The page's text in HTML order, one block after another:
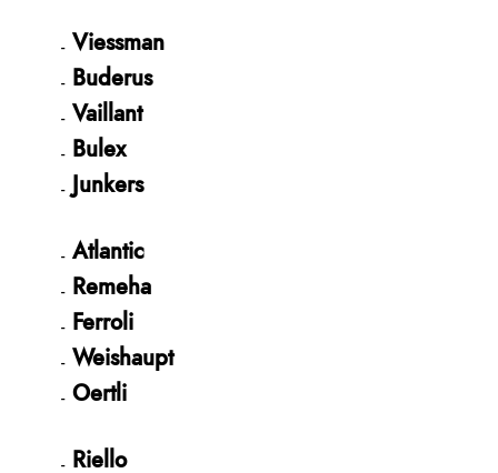
Viessman
Buderus
Vaillant
Bulex
Junkers
Atlantic
Remeha
Ferroli
Weishaupt
Oertli
Riello